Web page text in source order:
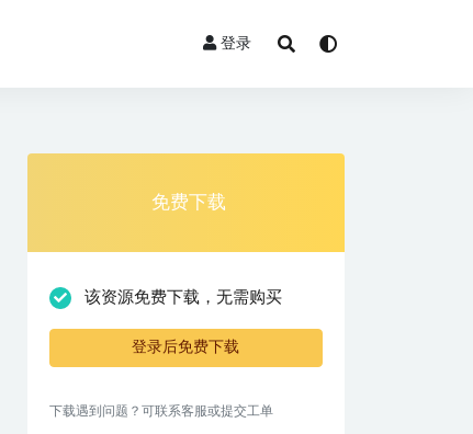
登录
免费下载
该资源免费下载，无需购买
登录后免费下载
下载遇到问题？可联系客服或提交工单